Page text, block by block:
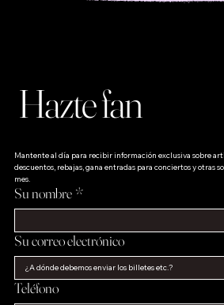
Hazte fan
Mantente al día para recibir información exclusiva sobre
descuentos, rebajas, gana entradas para conciertos y otras
mes.
Su nombre *
Su correo electrónico
Teléfono